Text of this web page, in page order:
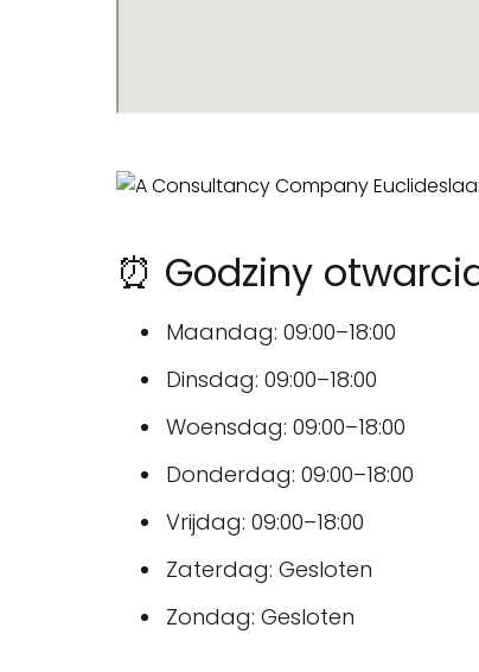
⏰ Godziny
Maandag: 09:00–18:00
Dinsdag: 09:00–18:00
Woensdag: 09:00–18:00
Donderdag: 09:00–18:00
Vrijdag: 09:00–18:00
Zaterdag: Gesloten
Zondag: Gesloten